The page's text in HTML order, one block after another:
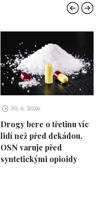
30. 6. 2026
Drogy bere o třetinu víc
lidí než před dekádou.
OSN varuje před
syntetickými opioidy